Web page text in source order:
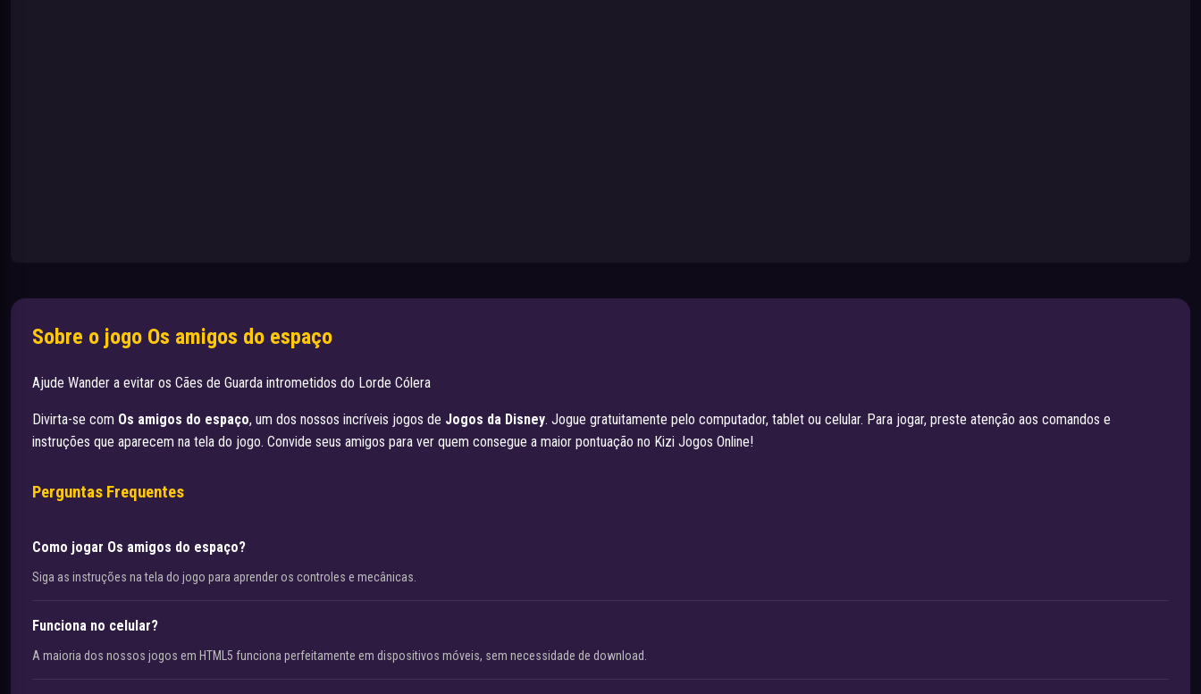
Sobre o jogo Os amigos do espaço
Ajude Wander a evitar os Cães de Guarda intrometidos do Lorde Cólera
Divirta-se com Os amigos do espaço, um dos nossos incríveis jogos de Jogos da Disney. Jogue gratuitamente pelo computador, tablet ou celular. Para jogar, preste atenção aos comandos e
instruções que aparecem na tela do jogo. Convide seus amigos para ver quem consegue a maior pontuação no Kizi Jogos Online!
Perguntas Frequentes
Como jogar Os amigos do espaço?
Siga as instruções na tela do jogo para aprender os controles e mecânicas.
Funciona no celular?
A maioria dos nossos jogos em HTML5 funciona perfeitamente em dispositivos móveis, sem necessidade de download.